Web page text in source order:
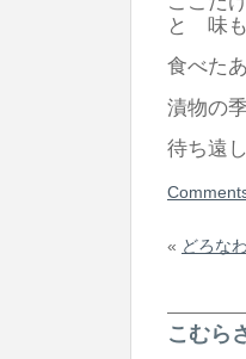
と 味も
食べた
漬物の
待ち遠
« どろなわ
こむら